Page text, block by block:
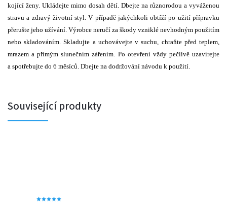
kojící ženy. Ukládejte mimo dosah dětí. Dbejte na různorodou a vyváženou
stravu a zdravý životní styl. V případě jakýchkoli obtíží po užití přípravku
přerušte jeho užívání. Výrobce neručí za škody vzniklé nevhodným použitím
nebo skladováním. Skladujte a uchovávejte v suchu, chraňte před teplem,
mrazem a přímým slunečním zářením. Po otevření vždy pečlivě uzavírejte
a spotřebujte do 6 měsíců. Dbejte na dodržování návodu k použití.
Související produkty